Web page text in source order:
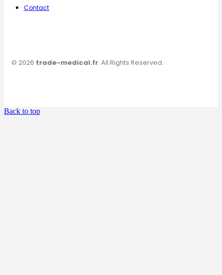
Contact
© 2026 trade-medical.fr. All Rights Reserved.
Back to top